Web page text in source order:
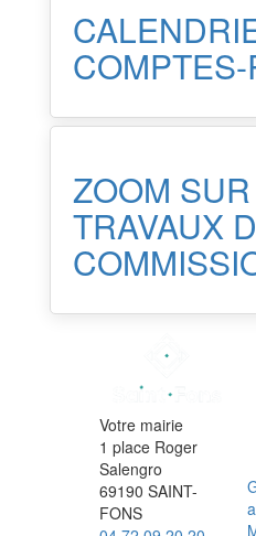
ZOOM
TRAVAUX
Votre mairie
1 place Roger
Salengro
69190 SAINT-
FONS